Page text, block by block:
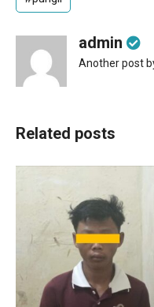
admin
Another post
Related posts